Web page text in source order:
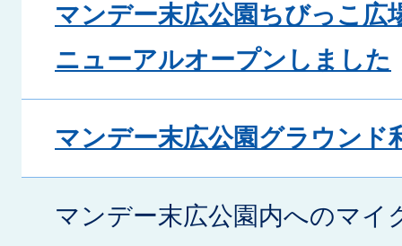
マンデー末広公園ちびっこ広
ニューアルオープンしました
マンデー末広公園グラウンド
マンデー末広公園内へのマイ